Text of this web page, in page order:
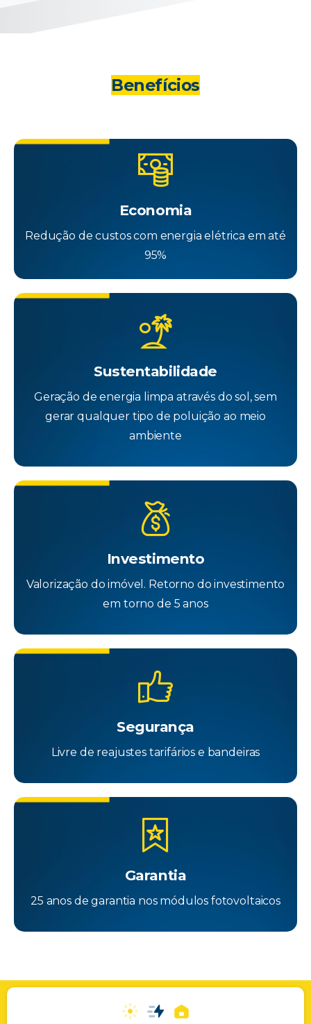
Benefícios
Economia
Redução de custos com energia elétrica em até
95%
Sustentabilidade
Geração de energia limpa através do sol, sem
gerar qualquer tipo de poluição ao meio
ambiente
Investimento
Valorização do imóvel. Retorno do investimento
em torno de 5 anos
Segurança
Livre de reajustes tarifários e bandeiras
Garantia
25 anos de garantia nos módulos fotovoltaicos